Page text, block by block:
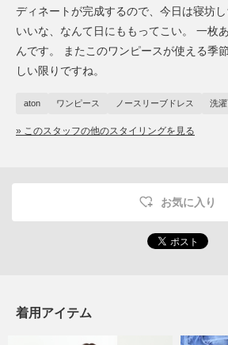
ディネートが完成するので、今日は寝坊
いいな、なんて日にももってこい。 一枚
んです。 またこのワンピースが使える季
しい限りですね。
aton ワンピース ノースリーブドレス 洗
» このスタッフの他のスタイリングを見る
お気に入り
着用アイテム